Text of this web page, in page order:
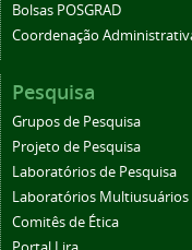
Bolsas POSGRAD
Coordenação
Pesquisa
Grupos de Pesquisa
Projeto de Pesquisa
Laboratórios de Pesquisa
Laboratórios Multiusuários
Comitês de Ética